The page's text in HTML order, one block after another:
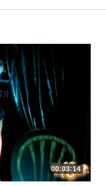
00:03:14